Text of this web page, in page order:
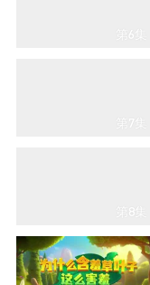
第6集
第7集
第8集